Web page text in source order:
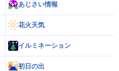
あじさい情報
花火天気
イルミネーション
初日の出